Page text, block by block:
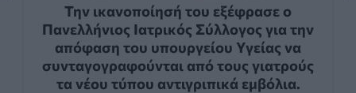
Την ικανοποίησή του εξέφρασε ο
Πανελλήνιος Ιατρικός Σύλλογος για την
απόφαση του υπουργείου Υγείας να
συνταγογραφούνται από τους γιατρούς
τα νέου τύπου αντιγριπικά εμβόλια.